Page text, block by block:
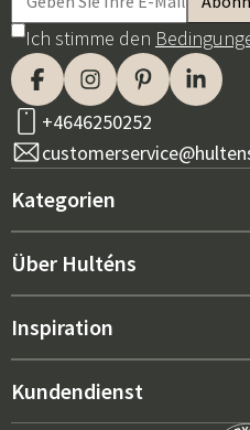
Ich stimme den
+4646250252
Kategorien
Neu bei uns
Innenausstattung
Über Hulténs
Über Hulténs
Verkaufsabteilung
Inspiration
Bestseller
Kundendienst